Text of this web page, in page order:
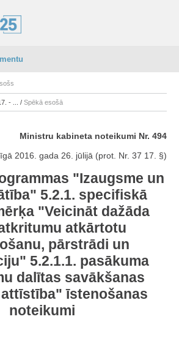
- ... / Spēkā esošā
Ministru kabineta noteikumi Nr. 494
2016. gada 26. jūlijā (prot. Nr. 37 17. §)
"Izaugsme un
5.2.1. specifiskā
"Veicināt dažāda
atkārtotu
pārstrādi un
5.2.1.1. pasākuma
dalītas savākšanas
īstenošanas
noteikumi